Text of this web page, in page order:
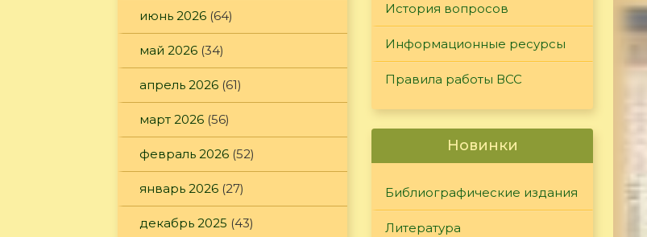
июнь 2026 (64)
май 2026 (34)
апрель 2026 (61)
март 2026 (56)
февраль 2026 (52)
январь 2026 (27)
декабрь 2025 (43)
История вопросов
Информационные ресурсы
Правила работы ВСС
Новинки
Библиографические издания
Литература